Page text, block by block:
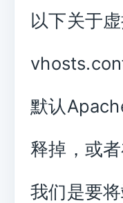
以下关于
默认
释掉，或
我们是要